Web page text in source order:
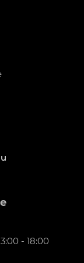
- 18:00